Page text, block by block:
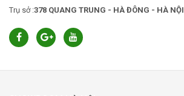
Trụ sở :378 QUANG TRUNG - HÀ ĐÔNG - HÀ NỘI